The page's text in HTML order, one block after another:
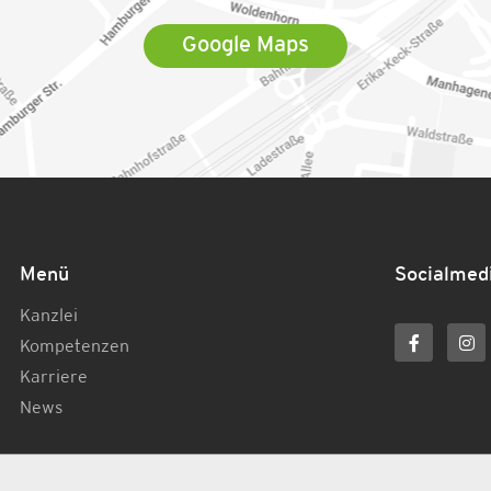
Google Maps
Menü
Kanzlei
Kompetenzen
Karriere
News